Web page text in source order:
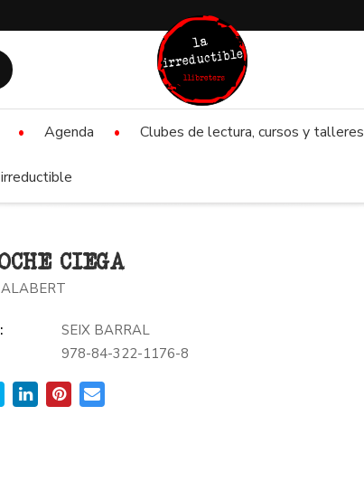
Agenda Clubes de lectura, cursos y talleres
CIEGA
SEIX BARRAL
978-84-322-1176-8